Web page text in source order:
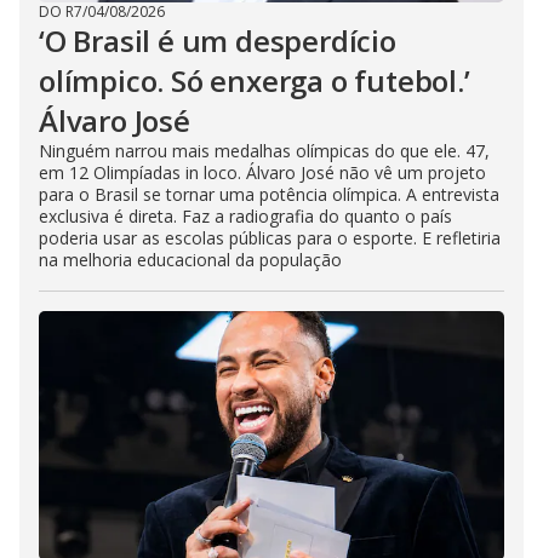
DO R7/04/08/2026
‘O Brasil é um desperdício
olímpico. Só enxerga o futebol.’
Álvaro José
Ninguém narrou mais medalhas olímpicas do que ele. 47,
em 12 Olimpíadas in loco. Álvaro José não vê um projeto
para o Brasil se tornar uma potência olímpica. A entrevista
exclusiva é direta. Faz a radiografia do quanto o país
poderia usar as escolas públicas para o esporte. E refletiria
na melhoria educacional da população